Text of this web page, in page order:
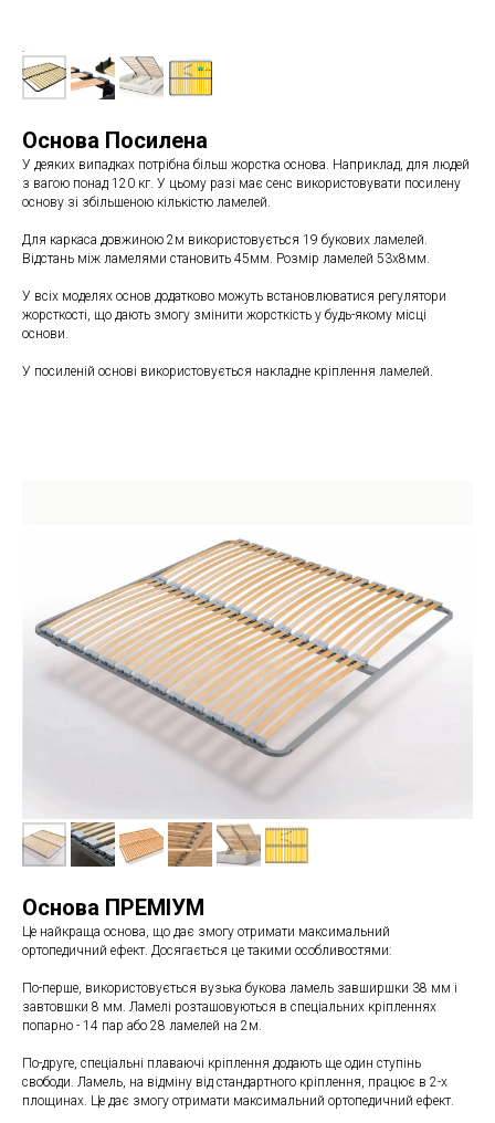
Основа Посилена
У деяких випадках потрібна більш жорстка основа. Наприклад, для людей
з вагою понад 120 кг. У цьому разі має сенс використовувати посилену
основу зі збільшеною кількістю ламелей.
Для каркаса довжиною 2м використовується 19 букових ламелей.
Відстань між ламелями становить 45мм. Розмір ламелей 53х8мм.
У всіх моделях основ додатково можуть встановлюватися регулятори
жорсткості, що дають змогу змінити жорсткість у будь-якому місці
основи.
У посиленій основі використовується накладне кріплення ламелей.
Основа ПРЕМІУМ
Це найкраща основа, що дає змогу отримати максимальний
ортопедичний ефект. Досягається це такими особливостями:
По-перше, використовується вузька букова ламель завширшки 38 мм і
завтовшки 8 мм. Ламелі розташовуються в спеціальних кріпленнях
попарно - 14 пар або 28 ламелей на 2м.
По-друге, спеціальні плаваючі кріплення додають ще один ступінь
свободи. Ламель, на відміну від стандартного кріплення, працює в 2-х
площинах. Це дає змогу отримати максимальний ортопедичний ефект.